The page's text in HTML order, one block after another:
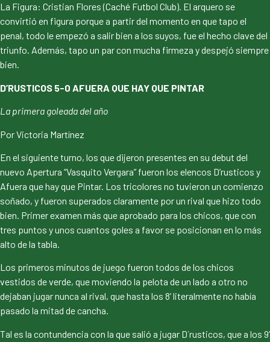
La Figura: Cristian Flores (Caché Futbol Club). El arquero se
convirtió en figura porque a partir del momento en que tapo el
penal, todo le empezó a salir bien a los suyos, fue el hecho clave del
triunfo. Además, tapo un par con mucha firmeza y despejó siempre
bien.
D’RUSTICOS 5-0 AFUERA QUE HAY QUE PINTAR
La primera goleada del año
Por Victoria Martínez
En el siguiente turno, los que dijeron presentes en su debut del
nuevo Apertura “Vasquito Vergara” fueron los elencos D’rusticos y
Afuera que hay que Pintar. Los tricolores no tuvieron un comienzo
soñado, y fueron superados claramente por un rival que hizo todo
bien. Primer examen más que aprobado para los chicos, que con
tres puntos y unos cuantos goles a favor se posicionan en lo más
alto de la tabla.
Los primeros minutos de juego fueron todos de los chicos
vestidos de verde, que moviendo la pelota de un lado a otro no
dejaban jugar nunca al rival, que hasta los 8’ literalmente no había
pasado la mitad de cancha.
Tal es la contundencia con la que salió a jugar D´rusticos, que a los 9’